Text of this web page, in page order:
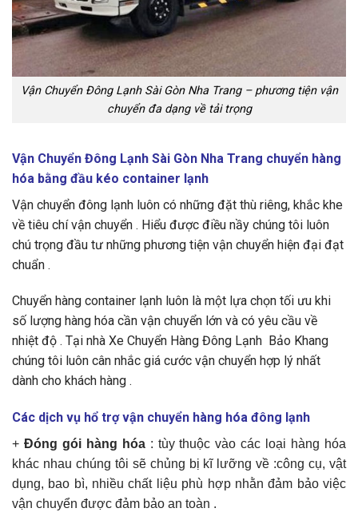
Vận Chuyển Đông Lạnh Sài Gòn Nha Trang – phương tiện vận
chuyển đa dạng về tải trọng
Vận Chuyển Đông Lạnh Sài Gòn Nha Trang chuyển hàng
hóa bằng đầu kéo container lạnh
Vận chuyển đông lạnh luôn có những đặt thù riêng, khắc khe
về tiêu chí vận chuyển . Hiểu được điều nầy chúng tôi luôn
chú trọng đầu tư những phương tiện vận chuyển hiện đại đạt
chuẩn .
Chuyển hàng container lạnh luôn là một lựa chọn tối ưu khi
số lượng hàng hóa cần vận chuyển lớn và có yêu cầu về
nhiệt độ . Tại nhà Xe Chuyển Hàng Đông Lạnh Bảo Khang
chúng tôi luôn cân nhắc giá cước vận chuyển hợp lý nhất
dành cho khách hàng .
Các dịch vụ hổ trợvận chuyển hàng hóa đông lạnh
+ Đóng gói hàng hóa : tùy thuộc vào các loại hàng hóa
khác nhau chúng tôi sẽ chủng bị kĩ lưỡng về :công cụ, vật
dụng, bao bì, nhiều chất liệu phù hợp nhằn đảm bảo việc
vận chuyển được đảm bảo an toàn .